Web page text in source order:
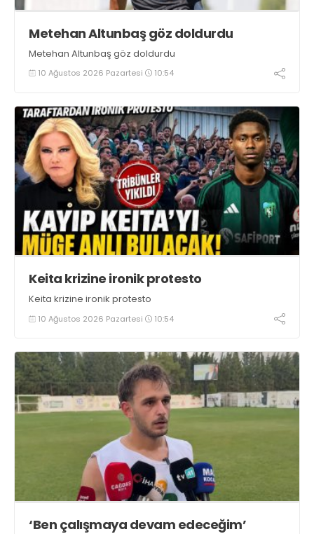
Metehan Altunbaş göz doldurdu
Metehan Altunbaş göz doldurdu
10 Ağustos 2026 Pazartesi 10:54
Keita krizine ironik protesto
Keita krizine ironik protesto
10 Ağustos 2026 Pazartesi 10:54
‘Ben çalışmaya devam edeceğim’